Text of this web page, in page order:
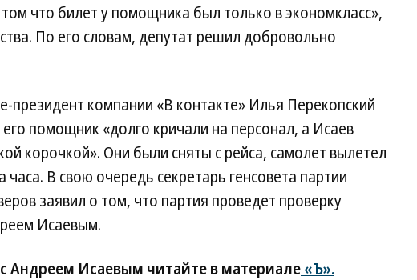
что билет у помощника был только в экономкласс»,
По его словам, депутат решил добровольно
президент компании «В контакте» Илья Перекопский
помощник «долго кричали на персонал, а Исаев
корочкой». Они были сняты с рейса, самолет вылетел
В свою очередь секретарь генсовета партии
заявил о том, что партия проведет проверку
Исаевым.
Андреем Исаевым читайте в материале«Ъ».